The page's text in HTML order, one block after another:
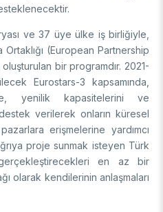
ve 37 üye ülke iş birliğiyle,
Ortaklığı (European Partnership
bir programdır. 2021-
Eurostars-3 kapsamında,
yenilik kapasitelerini ve
verilerek onların küresel
erişmelerine yardımcı
proje sunmak isteyen Türk
en az bir
olarak kendilerinin anlaşmaları